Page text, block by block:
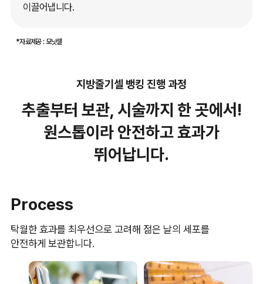
이끌어냅니다.
*자료제공 : 모닛셀
지방줄기셀 뱅킹 진행 과정
추출부터 보관, 시술까지 한 곳에서!
원스톱이라 안전하고 효과가
뛰어납니다.
Process
탁월한 효과를 최우선으로 고려해 젊은 날의 세포를
안전하게 보관합니다.